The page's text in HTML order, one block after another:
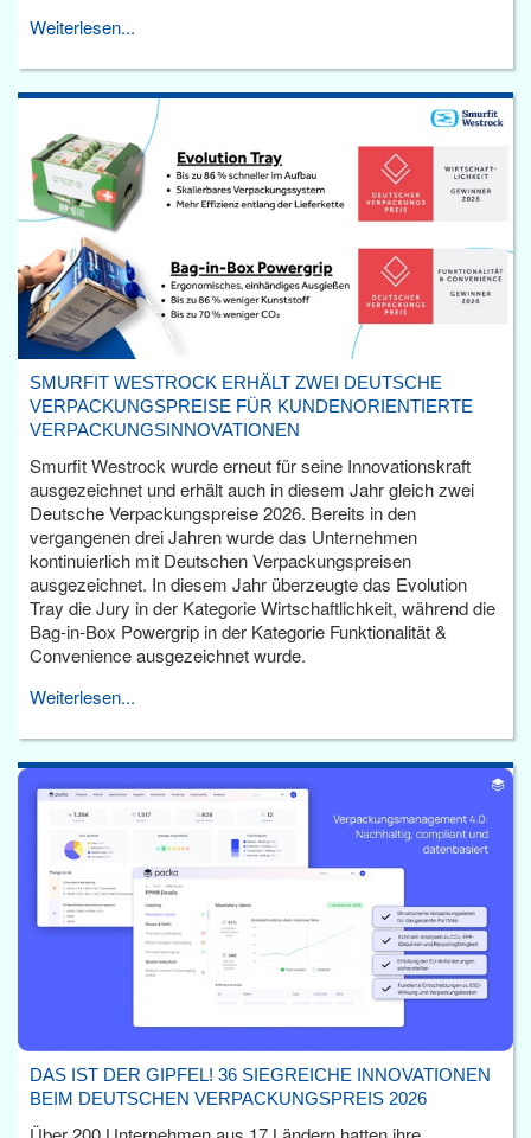
Weiterlesen...
SMURFIT WESTROCK ERHÄLT ZWEI DEUTSCHE
VERPACKUNGSPREISE FÜR KUNDENORIENTIERTE
VERPACKUNGSINNOVATIONEN
Smurfit Westrock wurde erneut für seine Innovationskraft
ausgezeichnet und erhält auch in diesem Jahr gleich zwei
Deutsche Verpackungspreise 2026. Bereits in den
vergangenen drei Jahren wurde das Unternehmen
kontinuierlich mit Deutschen Verpackungspreisen
ausgezeichnet. In diesem Jahr überzeugte das Evolution
Tray die Jury in der Kategorie Wirtschaftlichkeit, während die
Bag-in-Box Powergrip in der Kategorie Funktionalität &
Convenience ausgezeichnet wurde.
Weiterlesen...
DAS IST DER GIPFEL! 36 SIEGREICHE INNOVATIONEN
BEIM DEUTSCHEN VERPACKUNGSPREIS 2026